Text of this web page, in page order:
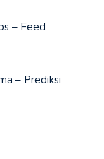
– Feed
– Prediksi